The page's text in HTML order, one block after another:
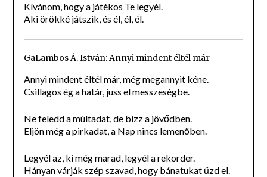
Kívánom, hogy a játékos Te legyél.
Aki örökké játszik, és él, él, él.
GaLambos Á. István: Annyi mindent éltél már
Annyi mindent éltél már, még megannyit kéne.
Csillagos ég a határ, juss el messzeségbe.
Ne feledd a múltadat, de bízz a jövődben.
Eljön még a pirkadat, a Nap nincs lemenőben.
Legyél az, ki még marad, legyél a rekorder.
Hányan várják szép szavad, hogy bánatukat űzd el.